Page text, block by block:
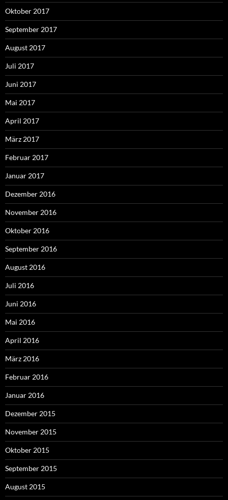
Oktober 2017
September 2017
August 2017
Juli 2017
Juni 2017
Mai 2017
April 2017
März 2017
Februar 2017
Januar 2017
Dezember 2016
November 2016
Oktober 2016
September 2016
August 2016
Juli 2016
Juni 2016
Mai 2016
April 2016
März 2016
Februar 2016
Januar 2016
Dezember 2015
November 2015
Oktober 2015
September 2015
August 2015